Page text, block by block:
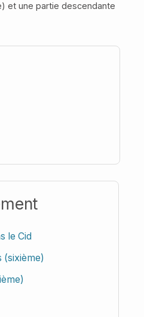
et une partie descendante
le Cid
(sixième)